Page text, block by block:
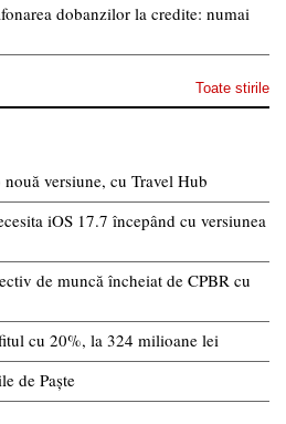
dobanzilor la credite: numai
Toate stirile
versiune, cu Travel Hub
iOS 17.7 începând cu versiunea
de muncă încheiat de CPBR cu
cu 20%, la 324 milioane lei
de Paște